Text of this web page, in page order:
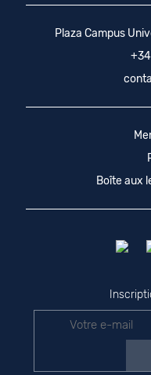
Plaza Campus
Boîte aux